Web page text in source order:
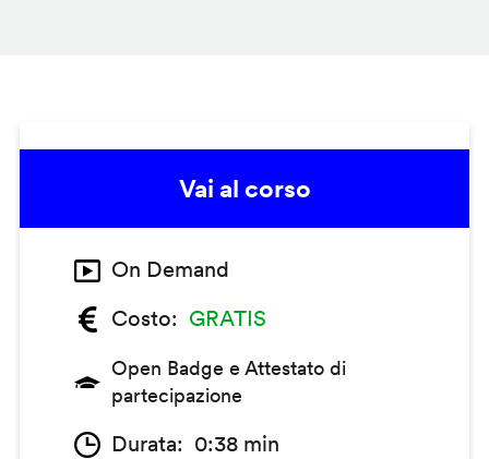
Vai al corso
On Demand
Costo
GRATIS
Open Badge e Attestato di
partecipazione
Durata 0:38 min